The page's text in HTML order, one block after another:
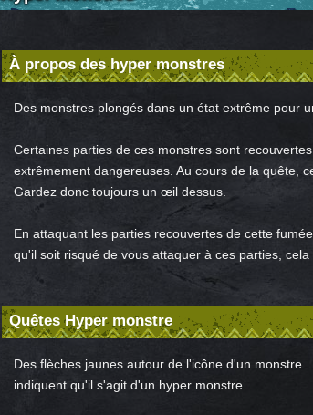
À propos des hyper monstres
Des monstres plongés dans un état extrême pour
Certaines parties de ces monstres sont
extrêmement dangereuses. Au cours de la quête,
Gardez donc toujours un œil dessus.
En attaquant les parties recouvertes de cette
qu'il soit risqué de vous attaquer à ces parties,
Quêtes Hyper monstre
Des flèches jaunes autour de l'icône d'un monstre
indiquent qu'il s'agit d'un hyper monstre.